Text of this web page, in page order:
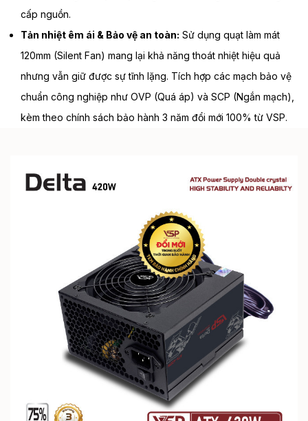
cấp nguồn.
Tản nhiệt êm ái & Bảo vệ an toàn: Sử dụng quạt làm mát
120mm (Silent Fan) mang lại khả năng thoát nhiệt hiệu quả
nhưng vẫn giữ được sự tĩnh lặng. Tích hợp các mạch bảo vệ
chuẩn công nghiệp như OVP (Quá áp) và SCP (Ngắn mạch),
kèm theo chính sách bảo hành 3 năm đổi mới 100% từ VSP.